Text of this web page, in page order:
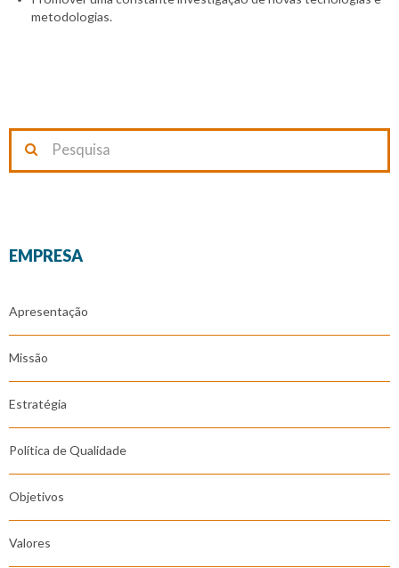
metodologias.
EMPRESA
Apresentação
Missão
Estratégia
Política de Qualidade
Objetivos
Valores